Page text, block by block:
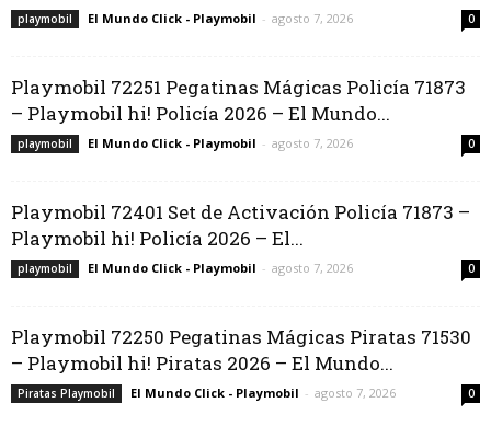
playmobil El Mundo Click - Playmobil - agosto 7, 2026 0
Playmobil 72251 Pegatinas Mágicas Policía 71873
– Playmobil hi! Policía 2026 – El Mundo...
playmobil El Mundo Click - Playmobil - agosto 7, 2026 0
Playmobil 72401 Set de Activación Policía 71873 –
Playmobil hi! Policía 2026 – El...
playmobil El Mundo Click - Playmobil - agosto 7, 2026 0
Playmobil 72250 Pegatinas Mágicas Piratas 71530
– Playmobil hi! Piratas 2026 – El Mundo...
Piratas Playmobil El Mundo Click - Playmobil - agosto 7, 2026 0